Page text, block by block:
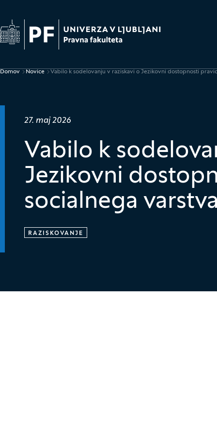
Na začetno stran
Drobtinice
Domov Novice Vabilo k sodelovanju v raziskavi o Jezikovni dostopnosti
Datum objave:
27. maj 2026
Vabilo k
Jezikovni
socialnega
RAZISKOVANJE